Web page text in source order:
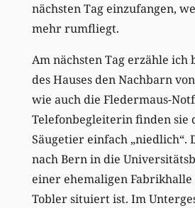
nächsten Tag einzufangen,
mehr rumfliegt.
Am nächsten Tag erzähle ich
des Hauses den Nachbarn
wie auch die Fledermaus-
Telefonbegleiterin finden sie
Säugetier einfach „niedlich“.
nach Bern in die
einer ehemaligen
Tobler situiert ist. Im